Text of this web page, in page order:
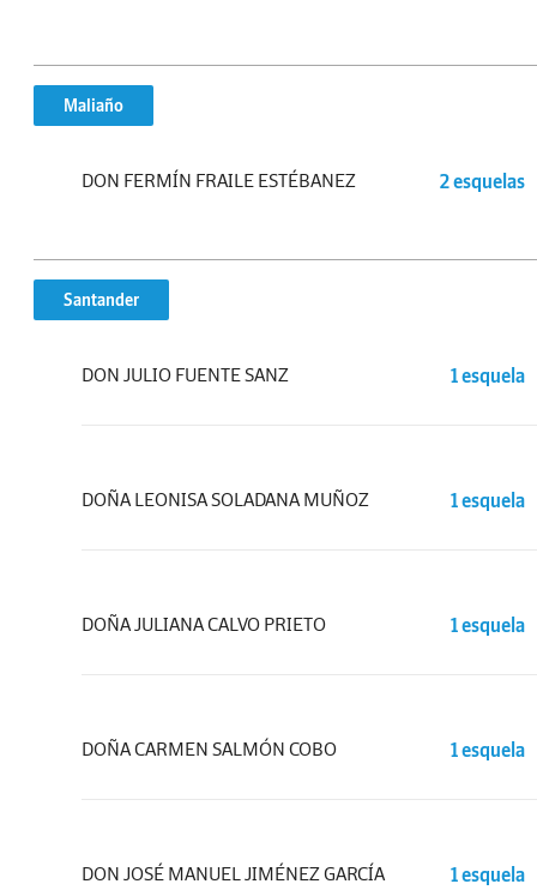
Maliaño
DON FERMÍN FRAILE ESTÉBANEZ 2 esquelas
Santander
DON JULIO FUENTE SANZ 1 esquela
DOÑA LEONISA SOLADANA MUÑOZ 1 esquela
DOÑA JULIANA CALVO PRIETO 1 esquela
DOÑA CARMEN SALMÓN COBO 1 esquela
DON JOSÉ MANUEL JIMÉNEZ GARCÍA 1 esquela